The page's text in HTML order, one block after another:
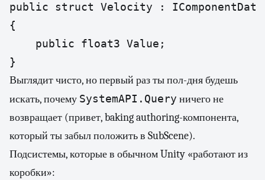
public struct Velocity : IComponentData
{
    public float3 Value;
Выглядит чисто, но первый раз ты пол-дня будешь
искать, почему SystemAPI.Query ничего не
возвращает (привет, baking authoring-компонента,
который ты забыл положить в SubScene).
Подсистемы, которые в обычном Unity «работают из
коробки»: